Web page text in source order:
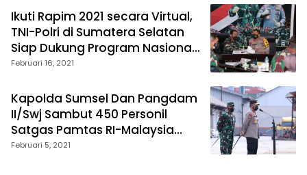
Ikuti Rapim 2021 secara Virtual,
TNI-Polri di Sumatera Selatan
Siap Dukung Program Nasional
Pemerintah
Februari 16, 2021
Kapolda Sumsel Dan Pangdam
II/Swj Sambut 450 Personil
Satgas Pamtas RI-Malaysia
Yonif Raider 200/Bn
Februari 5, 2021